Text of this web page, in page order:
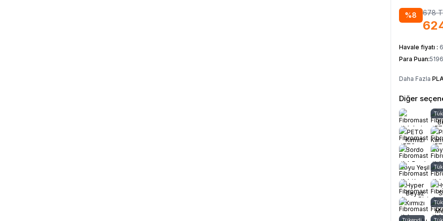
%8 678
Havale fiyatı :
Para Puan:
Daha Fazla
Diğer
PETG
Kırmızı
Bordo
Koyu Yeşil
Hyper
Beyaz
Kırmızı